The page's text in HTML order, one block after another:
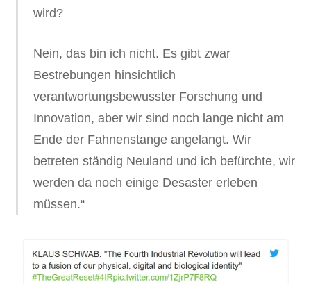
wird?
Nein, das bin ich nicht. Es gibt zwar
Bestrebungen hinsichtlich
verantwortungsbewusster Forschung und
Innovation, aber wir sind noch lange nicht am
Ende der Fahnenstange angelangt. Wir
betreten ständig Neuland und ich befürchte, wir
werden da noch einige Desaster erleben
müssen.“